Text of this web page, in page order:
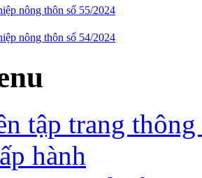
nông thôn số 55/2024
nông thôn số 54/2024
tập trang
hành